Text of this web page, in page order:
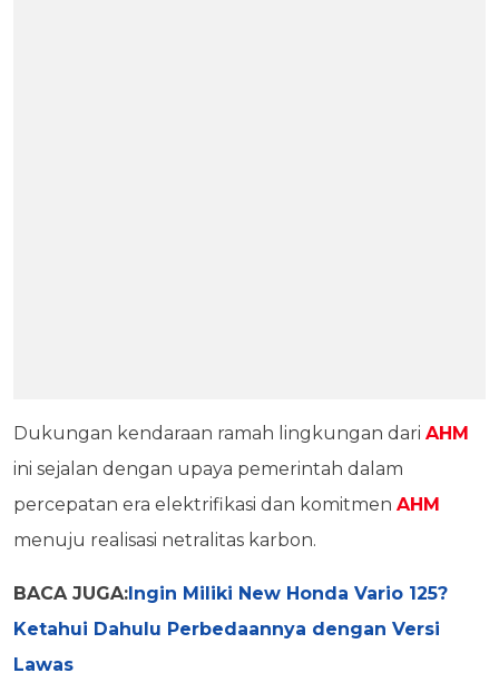
Dukungan kendaraan ramah lingkungan dari AHM
ini sejalan dengan upaya pemerintah dalam
percepatan era elektrifikasi dan komitmen AHM
menuju realisasi netralitas karbon.
BACA JUGA: Ingin Miliki New Honda Vario 125?
Ketahui Dahulu Perbedaannya dengan Versi
Lawas